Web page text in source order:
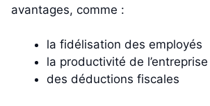
avantages, comme :
la fidélisation des employés
la productivité de l’entreprise
des déductions fiscales